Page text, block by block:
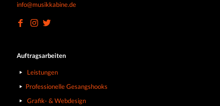
info@musikkabine.de
Auftragsarbeiten
Leistungen
Professionelle Gesangshooks
Grafik- & Webdesign